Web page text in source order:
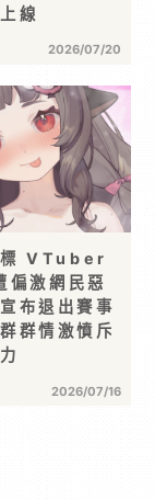
線
2026/07/20
標 VTuber
激網民惡
布退出賽事
群情激憤斥
2026/07/16